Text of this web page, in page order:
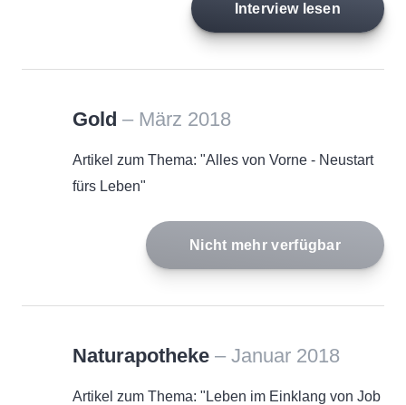
Interview lesen
Gold – März 2018
Artikel zum Thema: "Alles von Vorne - Neustart
fürs Leben"
Nicht mehr verfügbar
Naturapotheke – Januar 2018
Artikel zum Thema: "Leben im Einklang von Job